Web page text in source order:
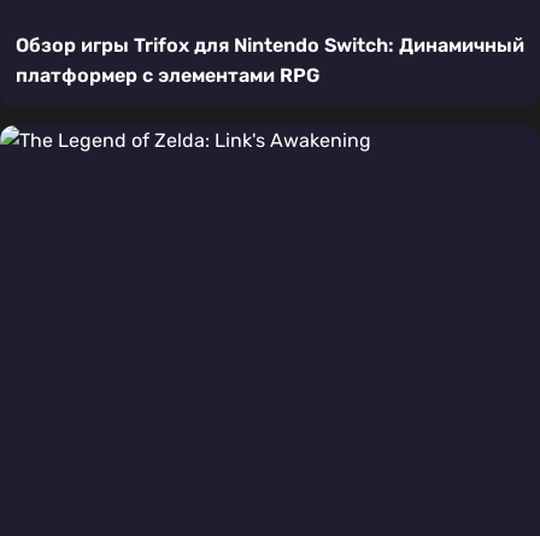
Обзор игры Trifox для Nintendo Switch: Динамичный
платформер с элементами RPG